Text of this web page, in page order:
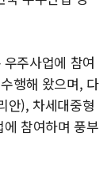
주사업에 참여
행해 왔으며, 다
안), 차세대중형
참여하며 풍부